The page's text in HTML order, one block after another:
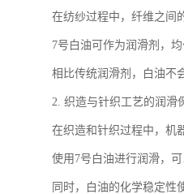
在纺纱过程中，纤维之间
7号白油可作为润滑剂，
相比传统润滑剂，白油不
2. 织造与针织工艺的润滑
在织造和针织过程中，机
使用7号白油进行润滑，
同时，白油的化学稳定性